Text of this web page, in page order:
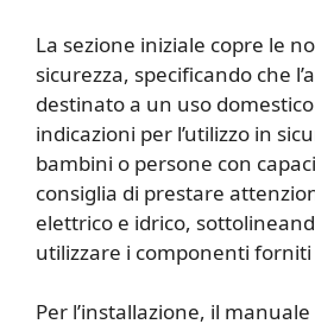
La sezione iniziale copre le
sicurezza, specificando che
destinato a un uso
indicazioni per l’utilizzo in
bambini o persone con
consiglia di prestare
elettrico e idrico,
utilizzare i componenti forniti
Per l’installazione, il